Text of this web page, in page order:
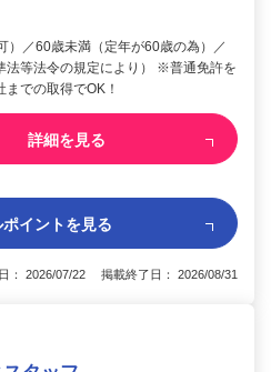
）／60歳未満（定年が60歳の為）／
等法令の規定により） ※普通免許を
での取得でOK！
詳細を見る
イントを見る
： 2026/07/22 掲載終了日： 2026/08/31